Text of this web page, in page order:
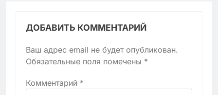
ДОБАВИТЬ КОММЕНТАРИЙ
Ваш адрес email не будет опубликован.
Обязательные поля помечены *
Комментарий *